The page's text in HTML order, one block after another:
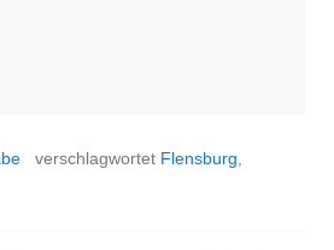
verschlagwortet Flensburg